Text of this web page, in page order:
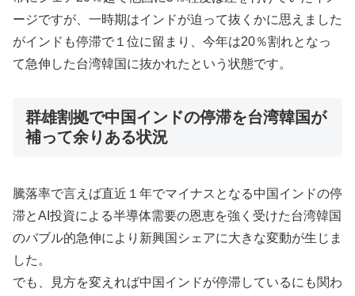
ージですが、一時期はインドが迫って抜くかに思えました
がインドも停滞で１位に留まり、今年は20％割れとなっ
て急伸した台湾韓国に抜かれたという状態です。
群雄割拠で中国インドの停滞を台湾韓国が
補って余りある状況
騰落率で言えば直近１年でマイナスとなる中国インドの停
滞とAI投資による半導体需要の恩恵を強く受けた台湾韓国
のバブル的急伸により新興国シェアに大きな変動が生じま
した。
でも、見方を変えれば中国インドが停滞しているにも関わ